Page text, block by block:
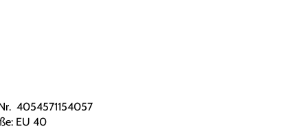
4054571154057
EU 40